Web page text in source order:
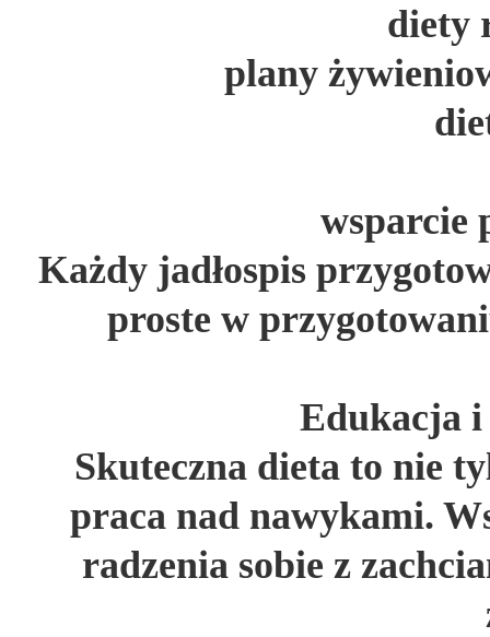
diety
plany
wsparcie
Każdy jadłospis
proste w
Edukacja i
Skuteczna dieta to nie
praca nad nawykami.
radzenia sobie z